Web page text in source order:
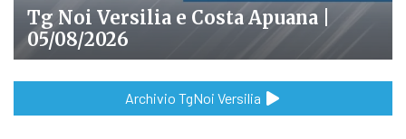
Tg Noi Versilia e Costa Apuana |
05/08/2026
Archivio TgNoi Versilia